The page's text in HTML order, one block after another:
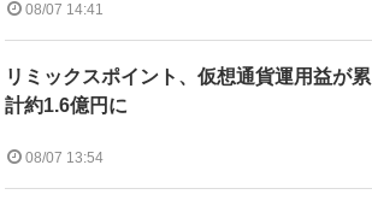
08/07 14:41
リミックスポイント、仮想通貨運用益が累
計約1.6億円に
08/07 13:54